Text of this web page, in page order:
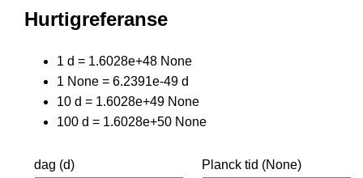
Hurtigreferanse
1 d = 1.6028e+48 None
1 None = 6.2391e-49 d
10 d = 1.6028e+49 None
100 d = 1.6028e+50 None
dag (d) Planck tid (None)